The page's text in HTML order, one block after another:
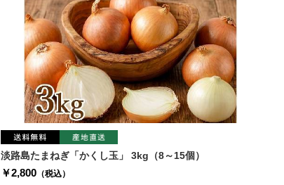
淡路島たまねぎ「かくし玉」 3kg（8～15個）
￥2,800 （税込）